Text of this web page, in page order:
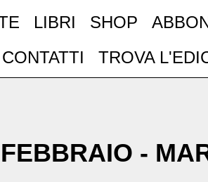
LIBRI SHOP
CONTATTI
TROVA
FEBBRAIO -